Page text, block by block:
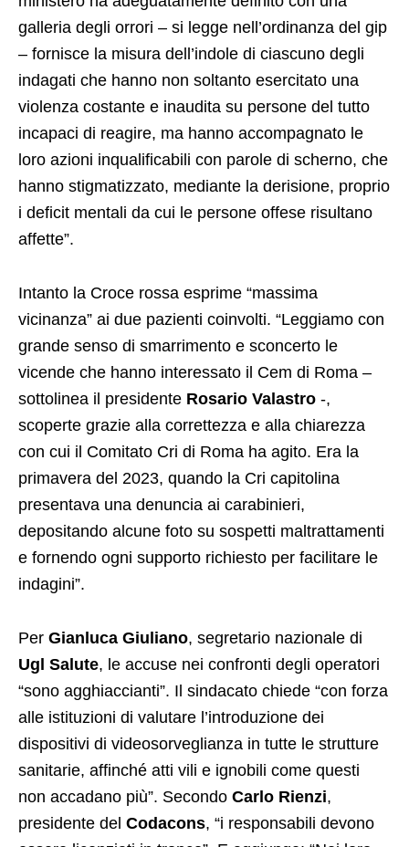
galleria degli orrori – si legge nell’ordinanza del gip
– fornisce la misura dell’indole di ciascuno degli
indagati che hanno non soltanto esercitato una
violenza costante e inaudita su persone del tutto
incapaci di reagire, ma hanno accompagnato le
loro azioni inqualificabili con parole di scherno, che
hanno stigmatizzato, mediante la derisione, proprio
i deficit mentali da cui le persone offese risultano
affette”.
Intanto la Croce rossa esprime “massima
vicinanza” ai due pazienti coinvolti. “Leggiamo con
grande senso di smarrimento e sconcerto le
vicende che hanno interessato il Cem di Roma –
sottolinea il presidente Rosario Valastro -,
scoperte grazie alla correttezza e alla chiarezza
con cui il Comitato Cri di Roma ha agito. Era la
primavera del 2023, quando la Cri capitolina
presentava una denuncia ai carabinieri,
depositando alcune foto su sospetti maltrattamenti
e fornendo ogni supporto richiesto per facilitare le
indagini”.
Per Gianluca Giuliano, segretario nazionale di
Ugl Salute, le accuse nei confronti degli operatori
“sono agghiaccianti”. Il sindacato chiede “con forza
alle istituzioni di valutare l’introduzione dei
dispositivi di videosorveglianza in tutte le strutture
sanitarie, affinché atti vili e ignobili come questi
non accadano più”. Secondo Carlo Rienzi,
presidente del Codacons, “i responsabili devono